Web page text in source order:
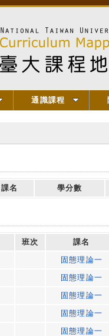
通識課程
課名 學分數
班次
課名
固態理論一
固態理論一
固態理論一
固態理論一
固態理論一